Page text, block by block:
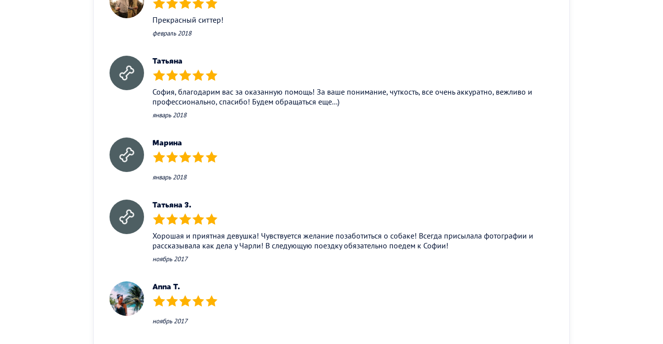
(*) (*) (*) (*) (*)
Прекрасный ситтер!
февраль 2018
Татьяна
(*) (*) (*) (*) (*)
София, благодарим вас за оказанную помощь! За ваше понимание, чуткость, все очень аккуратно, вежливо и
профессионально, спасибо! Будем обращаться еще...)
январь 2018
Марина
(*) (*) (*) (*) (*)
январь 2018
Татьяна З.
(*) (*) (*) (*) (*)
Хорошая и приятная девушка! Чувствуется желание позаботиться о собаке! Всегда присылала фотографии и
рассказывала как дела у Чарли! В следующую поездку обязательно поедем к Софии!
ноябрь 2017
Anna T.
(*) (*) (*) (*) (*)
ноябрь 2017